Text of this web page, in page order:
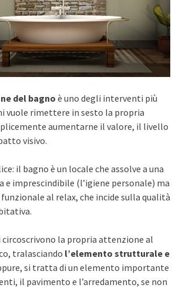
del bagnoè uno degli interventi più
vuole rimettere in sesto la propria
aumentarne il valore, il livello
visivo.
il bagno è un locale che assolve a una
e imprescindibile (l’igiene personale) ma
al relax, che incide sulla qualità
la propria attenzione al
tralasciando l’elemento strutturale e
si tratta di un elemento importante
il pavimento e l’arredamento, se non